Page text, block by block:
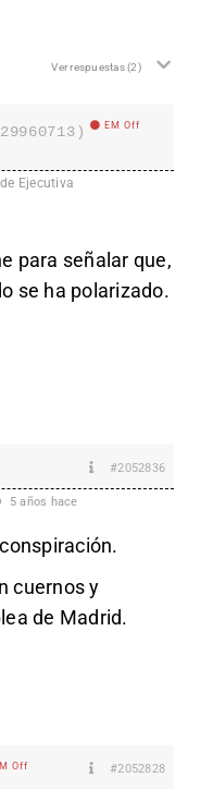
Ver respuestas(2)
EM Off
Ejecutiva
para señalar que,
se ha polarizado.
#2052836
5 años hace
cuernos y
de Madrid.
Off #2052828